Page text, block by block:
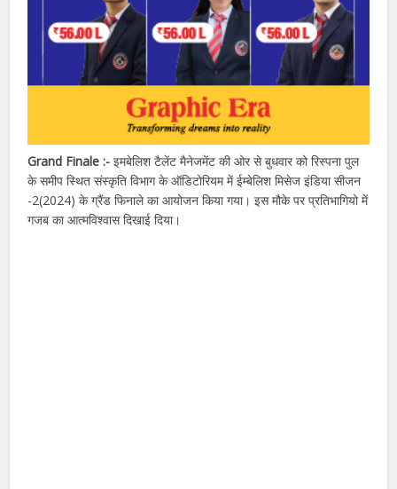
Grand Finale :-इमबेलिश टैलेंट मैनेजमेंट की ओर से बुधवार को रिस्पना पुल
के समीप स्थित संस्कृति विभाग के ऑडिटोरियम में ईम्बेलिश मिसेज इंडिया सीजन
-2(2024) के ग्रैंड फिनाले का आयोजन किया गया। इस मौके पर प्रतिभागियो में
गजब का आत्मविश्वास दिखाई दिया।